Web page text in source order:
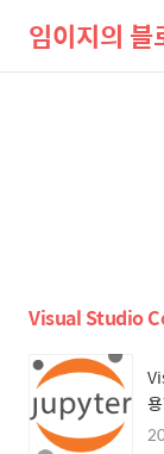
임이지의 블
Visual Studio